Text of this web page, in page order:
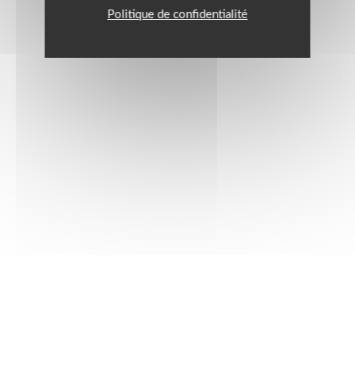
Politique de confidentialité